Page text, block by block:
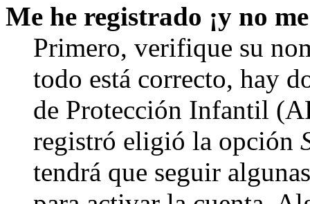
Me he registrado ¡y no
Primero, verifique su
todo está correcto, hay
de Protección Infantil
registró eligió la opción
tendrá que seguir